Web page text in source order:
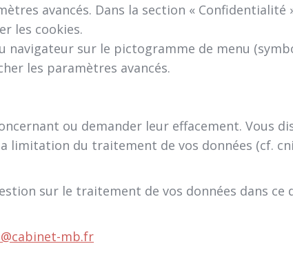
avancés. Dans la section «
les cookies.
navigateur sur le pictogramme de menu
les paramètres avancés.
ou demander leur effacement. Vous
limitation du traitement de vos données (cf.
sur le traitement de vos données dans
mb.fr